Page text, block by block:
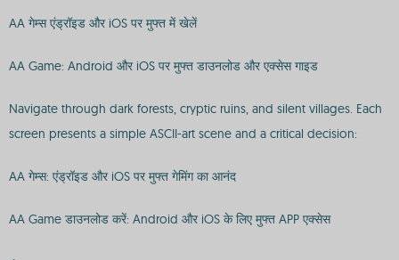
AA गेम्स एंड्रॉइड और iOS पर मुफ्त में खेलें
AA Game: Android और iOS पर मुफ्त डाउनलोड और एक्सेस गाइड
Navigate through dark forests, cryptic ruins, and silent villages. Each
screen presents a simple ASCII-art scene and a critical decision:
AA गेम्स: एंड्रॉइड और iOS पर मुफ्त गेमिंग का आनंद
AA Game डाउनलोड करें: Android और iOS के लिए मुफ्त APP एक्सेस